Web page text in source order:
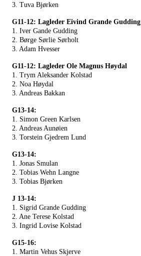
3. Tuva Bjørken
G11-12: Lagleder Eivind Grande Gudding
1. Iver Gande Gudding
2. Børge Sørlie Sørholt
3. Adam Hvesser
G11-12: Lagleder Ole Magnus Høydal
1. Trym Aleksander Kolstad
2. Noa Høydal
3. Andreas Bakkan
G13-14:
1. Simon Green Karlsen
2. Andreas Aunøien
3. Torstein Gjedrem Lund
G13-14:
1. Jonas Smulan
2. Tobias Wehn Langne
3. Tobias Bjørken
J 13-14:
1. Sigrid Grande Gudding
2. Ane Terese Kolstad
3. Ingrid Lovise Kolstad
G15-16:
1. Martin Vehus Skjerve